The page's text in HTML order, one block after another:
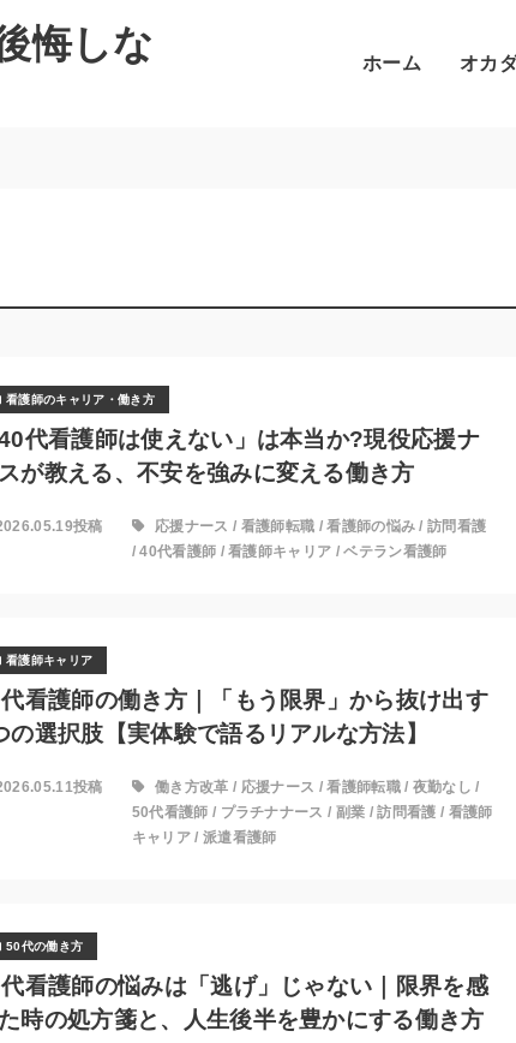
悔しな ホーム オカ
看護師のキャリア・働き方
代看護師は使えない」は本当か?現役応援ナ
が教える、不安を強みに変える働き方
投稿 応援ナース / 看護師転職 /看護師の悩み /訪問看護
/40代看護師 /看護師キャリア /ベテラン看護師
看護師キャリア
看護師の働き方｜「もう限界」から抜け出す
の選択肢【実体験で語るリアルな方法】
投稿 働き方改革 / 応援ナース /看護師転職/ 夜勤なし /
50代看護師 / プラチナナース / 副業 /訪問看護 / 看護師
キャリア/ 派遣看護師
50代の働き方
看護師の悩みは「逃げ」じゃない｜限界を感
時の処方箋と、人生後半を豊かにする働き方